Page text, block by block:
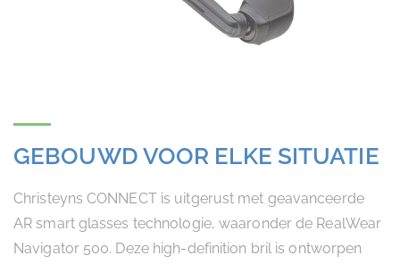
GEBOUWD VOOR ELKE SITUATIE
Christeyns CONNECT is uitgerust met geavanceerde
AR smart glasses technologie, waaronder de RealWear
Navigator 500. Deze high-definition bril is ontworpen